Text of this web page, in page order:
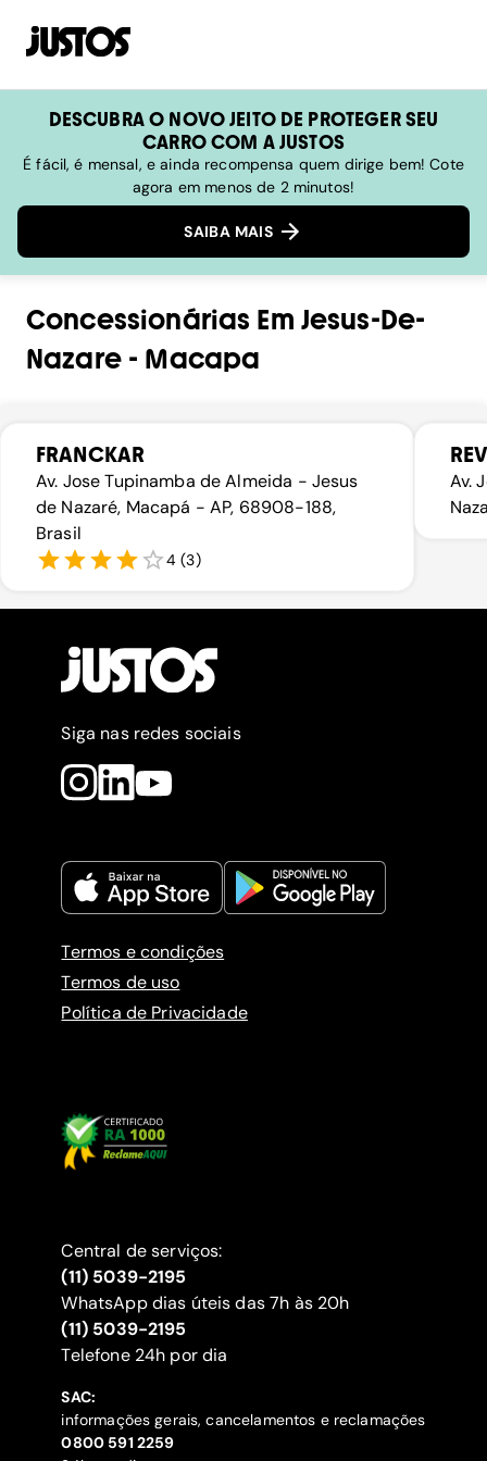
DESCUBRA O NOVO JEITO DE PROTEGER SEU
CARRO COM A JUSTOS
É fácil, é mensal, e ainda recompensa quem dirige bem! Cote
agora em menos de 2 minutos!
SAIBA MAIS
Concessionárias Em Jesus-De-
Nazare- Macapa
FRANCKAR
Av. Jose Tupinamba de Almeida - Jesus
de Nazaré, Macapá - AP, 68908-188,
Brasil
4 (3)
Av.
Siga nas redes sociais
Termos e condições
Termos de uso
Política de Privacidade
Central de serviços:
(11) 5039-2195
WhatsApp dias úteis das 7h às 20h
(11) 5039-2195
‍Telefone 24h por dia
SAC:
informações gerais, cancelamentos e reclamações
‍0800 591 2259